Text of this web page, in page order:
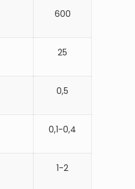
600
25
0,5
0,1-0,4
1-2